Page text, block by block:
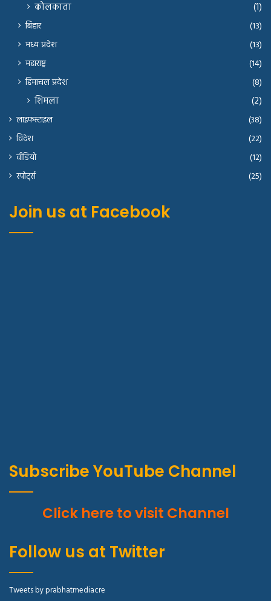
कोलकाता (1)
बिहार
(13)
मध्य प्रदेश
(13)
महाराष्ट्र
(14)
हिमाचल प्रदेश
(8)
शिमला (2)
लाइफस्टाइल
(38)
विदेश
(22)
वीडियो
(12)
स्पोर्ट्स
(25)
Join us at Facebook
Subscribe YouTube Channel
Click here to visit Channel
Follow us at Twitter
Tweets by prabhatmediacre